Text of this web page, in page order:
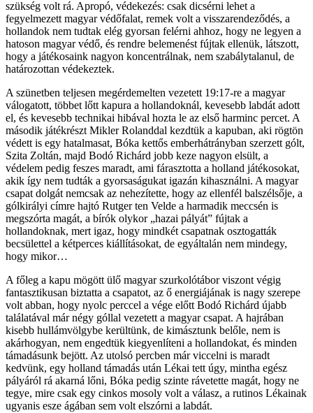
szükség volt rá. Apropó, védekezés: csak dicsérni lehet a
fegyelmezett magyar védőfalat, remek volt a visszarendeződés, a
hollandok nem tudtak elég gyorsan felérni ahhoz, hogy ne legyen a
hatoson magyar védő, és rendre belemenést fújtak ellenük, látszott,
hogy a játékosaink nagyon koncentrálnak, nem szabálytalanul, de
határozottan védekeztek.
A szünetben teljesen megérdemelten vezetett 19:17-re a magyar
válogatott, többet lőtt kapura a hollandoknál, kevesebb labdát adott
el, és kevesebb technikai hibával hozta le az első harminc percet. A
második játékrészt Mikler Rolanddal kezdtük a kapuban, aki rögtön
védett is egy hatalmasat, Bóka kettős emberhátrányban szerzett gólt,
Szita Zoltán, majd Bodó Richárd jobb keze nagyon elsült, a
védelem pedig feszes maradt, ami fárasztotta a holland játékosokat,
akik így nem tudták a gyorsaságukat igazán kihasználni. A magyar
csapat dolgát nemcsak az nehezítette, hogy az ellenfél balszélsője, a
gólkirályi címre hajtó Rutger ten Velde a harmadik meccsén is
megszórta magát, a bírók olykor „hazai pályát” fújtak a
hollandoknak, mert igaz, hogy mindkét csapatnak osztogatták
becsülettel a kétperces kiállításokat, de egyáltalán nem mindegy,
hogy mikor…
A főleg a kapu mögött ülő magyar szurkolótábor viszont végig
fantasztikusan biztatta a csapatot, az ő energiájának is nagy szerepe
volt abban, hogy nyolc perccel a vége előtt Bodó Richárd újabb
találatával már négy góllal vezetett a magyar csapat. A hajrában
kisebb hullámvölgybe kerültünk, de kimásztunk belőle, nem is
akárhogyan, nem engedtük kiegyenlíteni a hollandokat, és minden
támadásunk bejött. Az utolsó percben már viccelni is maradt
kedvünk, egy holland támadás után Lékai tett úgy, mintha egész
pályáról rá akarná lőni, Bóka pedig szinte rávetette magát, hogy ne
tegye, mire csak egy cinkos mosoly volt a válasz, a rutinos Lékainak
ugyanis esze ágában sem volt elszórni a labdát.